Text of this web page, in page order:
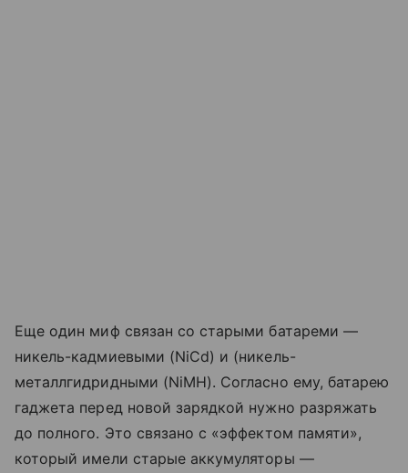
Еще один миф связан со старыми батареми —
никель-кадмиевыми (NiCd) и (никель-
металлгидридными (NiMH). Согласно ему, батарею
гаджета перед новой зарядкой нужно разряжать
до полного. Это связано с «эффектом памяти»,
который имели старые аккумуляторы —